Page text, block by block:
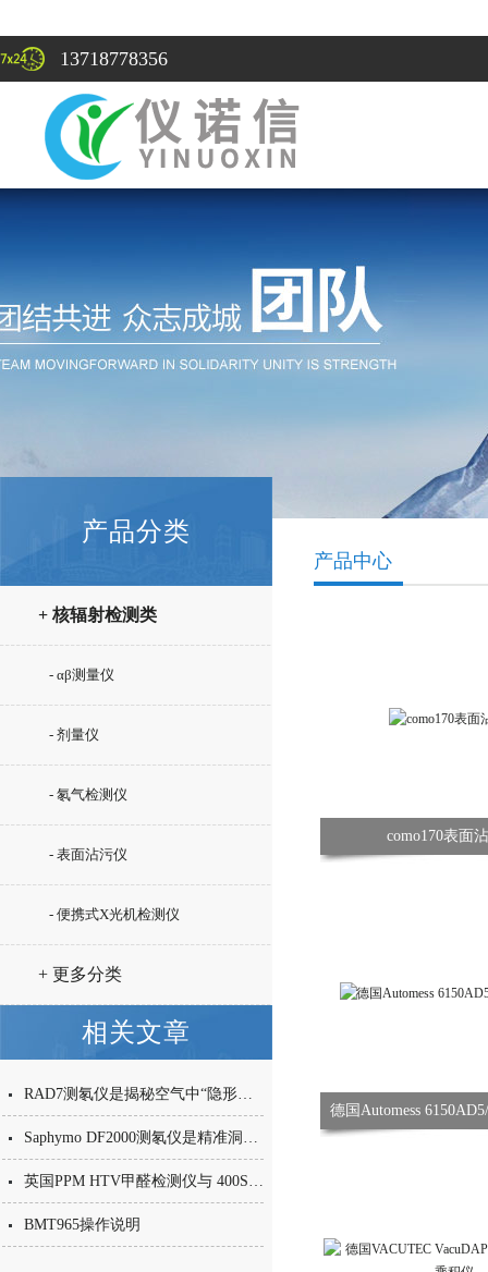
13718778356
产品分类
+ 核辐射检测类
- αβ测量仪
- 剂量仪
- 氡气检测仪
- 表面沾污仪
- 便携式X光机检测仪
+ 更多分类
相关文章
RAD7测氡仪是揭秘空气中“隐形杀手”的精准猎手
Saphymo DF2000测氡仪是精准洞察氡污染的全能猎手
英国PPM HTV甲醛检测仪与 400ST 甲醛检测仪的有区别嘛？
BMT965操作说明
产品中心
como170表面
德国Automess